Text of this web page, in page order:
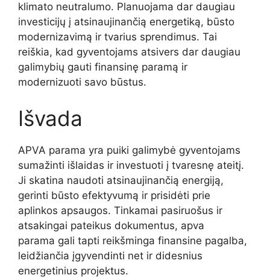
klimato neutralumo. Planuojama dar daugiau
investicijų į atsinaujinančią energetiką, būsto
modernizavimą ir tvarius sprendimus. Tai
reiškia, kad gyventojams atsivers dar daugiau
galimybių gauti finansinę paramą ir
modernizuoti savo būstus.
Išvada
APVA parama yra puiki galimybė gyventojams
sumažinti išlaidas ir investuoti į tvaresnę ateitį.
Ji skatina naudoti atsinaujinančią energiją,
gerinti būsto efektyvumą ir prisidėti prie
aplinkos apsaugos. Tinkamai pasiruošus ir
atsakingai pateikus dokumentus, apva
parama gali tapti reikšminga finansine pagalba,
leidžiančia įgyvendinti net ir didesnius
energetinius projektus.